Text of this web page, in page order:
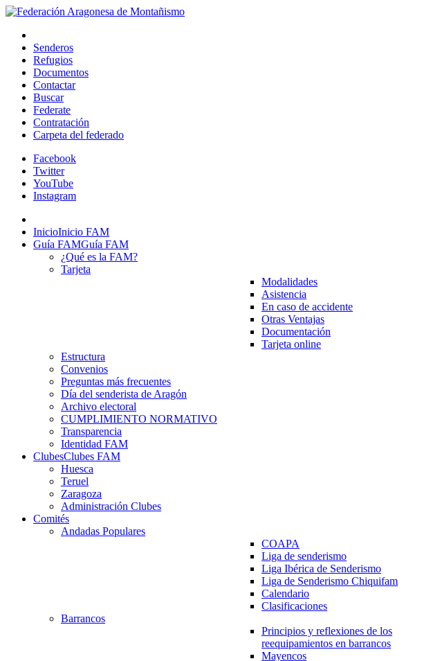
Senderos
Refugios
Documentos
Contactar
Buscar
Federate
Contratación
Carpeta del federado
Facebook
Twitter
YouTube
Instagram
InicioInicio FAM
Guía FAMGuía FAM
¿Qué es la FAM?
Tarjeta
Modalidades
Asistencia
En caso de accidente
Otras Ventajas
Documentación
Tarjeta online
Estructura
Convenios
Preguntas más frecuentes
Día del senderista de Aragón
Archivo electoral
CUMPLIMIENTO NORMATIVO
Transparencia
Identidad FAM
ClubesClubes FAM
Huesca
Teruel
Zaragoza
Administración Clubes
Comités
Andadas Populares
COAPA
Liga de senderismo
Liga Ibérica de Senderismo
Liga de Senderismo Chiquifam
Calendario
Clasificaciones
Barrancos
Principios y reflexiones de los
reequipamientos en barrancos
Mayencos